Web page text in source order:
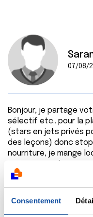
Consentement
07/08/
Bonjour, je partage
sélectif etc.. pour la
(stars en jets privés
des leçons) donc
nourriture, je mange
sport je suis malade.